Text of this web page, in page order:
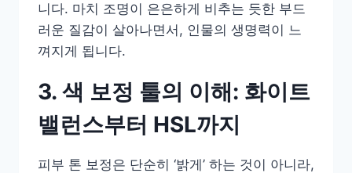
니다. 마치 조명이 은은하게 비추는 듯한 부드
러운 질감이 살아나면서, 인물의 생명력이 느
껴지게 됩니다.
3. 색 보정 툴의 이해: 화이트
밸런스부터 HSL까지
피부 톤 보정은 단순히 ‘밝게’ 하는 것이 아니라,